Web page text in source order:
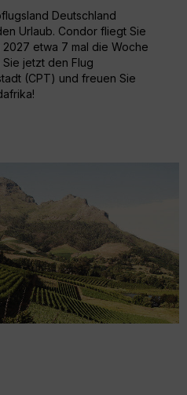
Deutschland
Urlaub. Condor fliegt Sie
etwa 7 mal die Woche
Sie jetzt den Flug
(CPT) und freuen Sie